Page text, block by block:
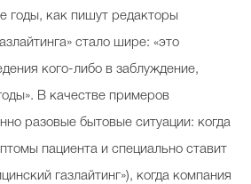
годы, как пишут редакторы
стало шире: «это
кого-либо в заблуждение,
В качестве примеров
разовые бытовые ситуации: когда
пациента и специально ставит
газлайтинг»), когда компания